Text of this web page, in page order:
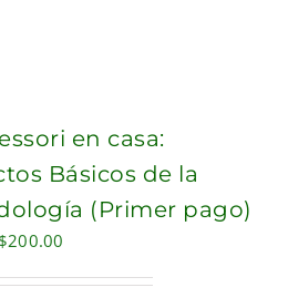
en casa:
Básicos de la
(Primer pago)
Original
$200.00